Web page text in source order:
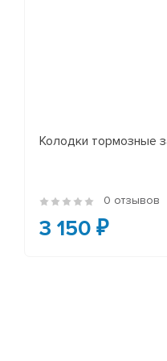
Колодки тормозные
0 отзывов
3 150 ₽